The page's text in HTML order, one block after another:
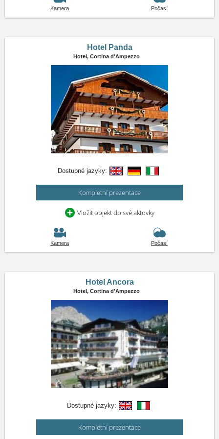
Kamera Počasí
Hotel Panda
Hotel, Cortina d'Ampezzo
Dostupné jazyky:
Kompletní prezentace
Vložit objekt do své aktovky
Kamera Počasí
Hotel Ancora
Hotel, Cortina d'Ampezzo
Dostupné jazyky:
Kompletní prezentace